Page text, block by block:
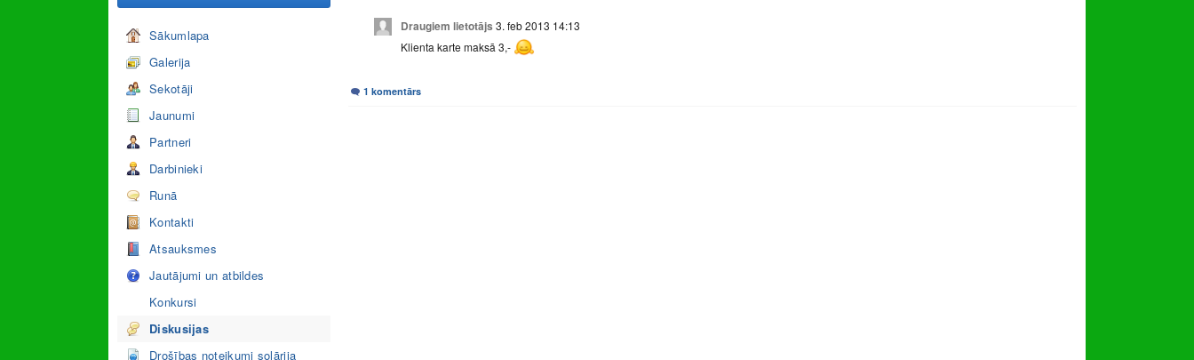
Sākumlapa
Galerija
Sekotāji
Jaunumi
Partneri
Darbinieki
Runā
Kontakti
Atsauksmes
Jautājumi un atbildes
Konkursi
Diskusijas
Drošības noteikumi solārija
Draugiem lietotājs 3. feb 2013 14:13
Klienta karte maksā 3,-
1 komentārs